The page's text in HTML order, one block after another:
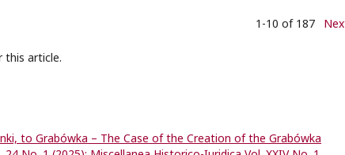
1-10 of 187
this article.
to Grabówka – The Case of the Creation of the Grabówka